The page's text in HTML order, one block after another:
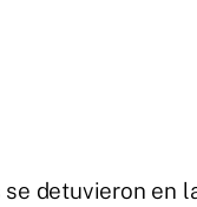
detuvieron en